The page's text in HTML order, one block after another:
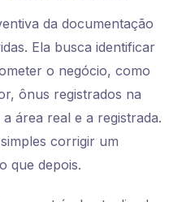
da documentação
Ela busca identificar
o negócio, como
ônus registrados na
área real e a registrada.
corrigir um
que depois.